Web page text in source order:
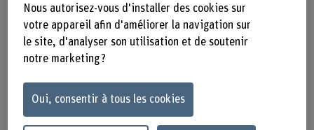
(in)visible
Afficher plus
Vers le projet de recherche
Nous autorisez-vous d'installer des cookies sur
votre appareil afin d'améliorer la navigation sur
le site, d'analyser son utilisation et de soutenir
notre marketing ?
Oui, consentir à tous les cookies